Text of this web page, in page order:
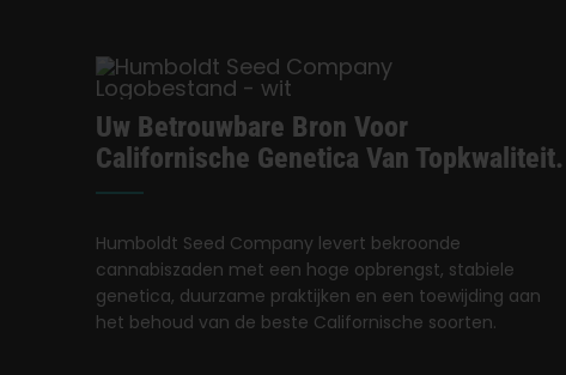
Uw Betrouwbare Bron Voor
Californische Genetica Van Topkwaliteit.
Humboldt Seed Company levert bekroonde
cannabiszaden met een hoge opbrengst, stabiele
genetica, duurzame praktijken en een toewijding aan
het behoud van de beste Californische soorten.